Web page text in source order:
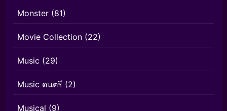
Monster (81)
Movie Collection (22)
Music (29)
Music ดนตรี (2)
Musical (9)